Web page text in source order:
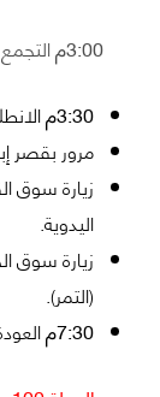
3:30م
مرور بقصر
زيارة سوق
اليدوية.
زيارة سوق
(التمر).
7:30م